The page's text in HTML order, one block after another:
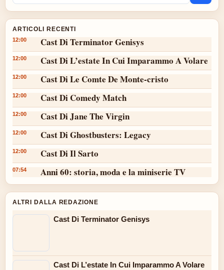
ARTICOLI RECENTI
12:00 Cast Di Terminator Genisys
12:00 Cast Di L’estate In Cui Imparammo A Volare
12:00 Cast Di Le Comte De Monte-cristo
12:00 Cast Di Comedy Match
12:00 Cast Di Jane The Virgin
12:00 Cast Di Ghostbusters: Legacy
12:00 Cast Di Il Sarto
07:54 Anni 60: storia, moda e la miniserie TV
ALTRI DALLA REDAZIONE
Cast Di Terminator Genisys
Cast Di L’estate In Cui Imparammo A Volare